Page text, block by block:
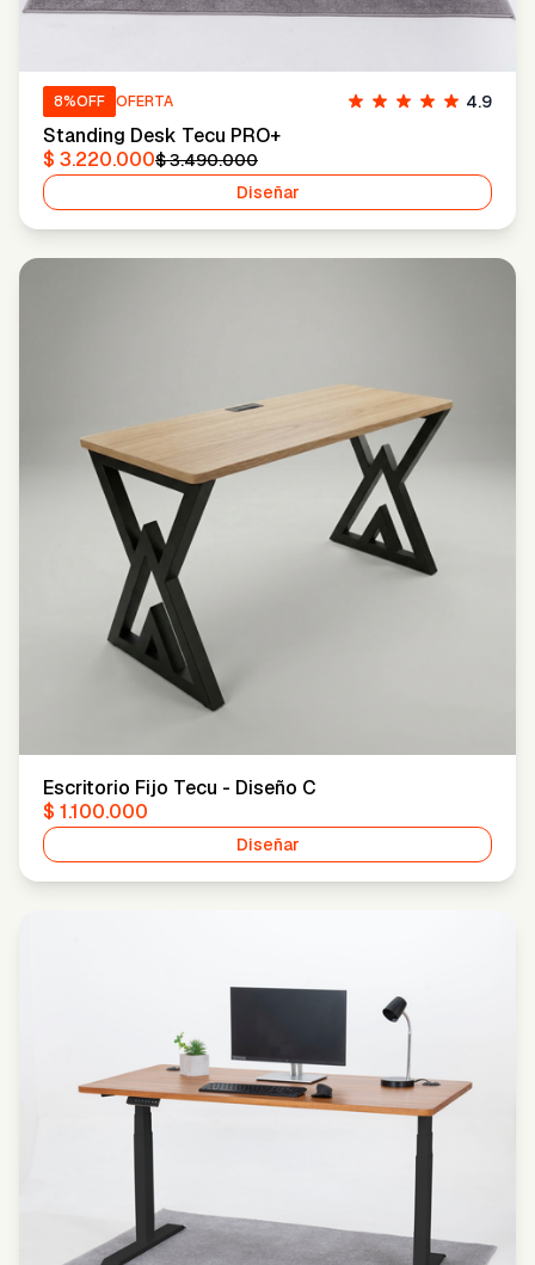
8%OFF OFERTA 4.9
Standing Desk Tecu PRO+
$ 3.220.000$ 3.490.000
Diseñar
Escritorio Fijo Tecu - Diseño C
$ 1.100.000
Diseñar